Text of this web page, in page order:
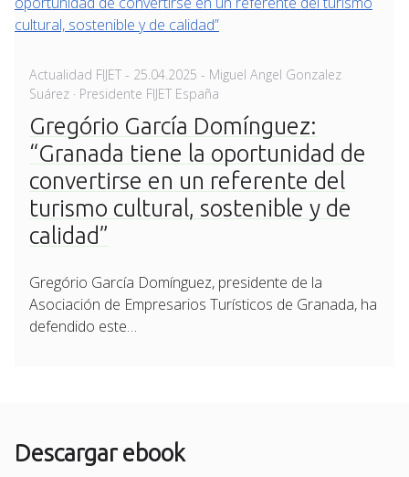
Actualidad FIJET - Posted
on
25.04.2025 - Miguel Angel Gonzalez
Suárez · Presidente FIJET España
Gregório García Domínguez:
“Granada tiene la oportunidad de
convertirse en un referente del
turismo cultural, sostenible y de
calidad”
Gregório García Domínguez, presidente de la
Asociación de Empresarios Turísticos de Granada, ha
defendido este…
Descargar ebook